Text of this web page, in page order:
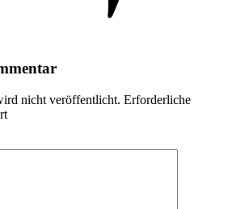
nicht veröffentlicht. Erforderliche